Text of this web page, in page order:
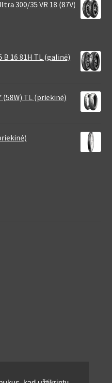
300/35 VR 18 (87V)
B 16 81H TL (galinė)
(58W) TL (priekinė)